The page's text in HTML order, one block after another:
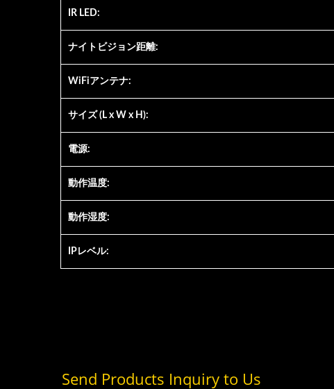
IR LED:
ナイトビジョン距離:
WiFiアンテナ:
サイズ (L x W x H):
電源:
動作温度:
動作湿度:
IPレベル: